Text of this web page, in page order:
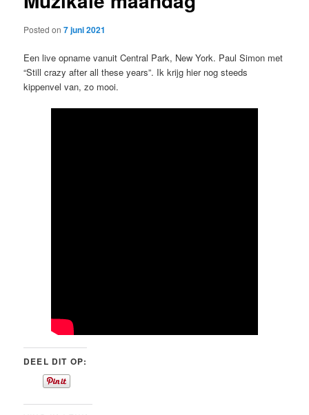
Posted on7 juni 2021
Een live opname vanuit Central Park, New York. Paul Simon met
“Still crazy after all these years”. Ik krijg hier nog steeds
kippenvel van, zo mooi.
DEEL DIT OP: